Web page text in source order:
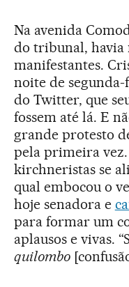
Na avenida
do tribunal, havia
manifestantes.
noite de segunda-
do Twitter, que
fossem até lá. E
grande protesto
pela primeira vez.
kirchneristas se
qual embocou o
hoje senadora e
para formar um
aplausos e vivas.
quilombo